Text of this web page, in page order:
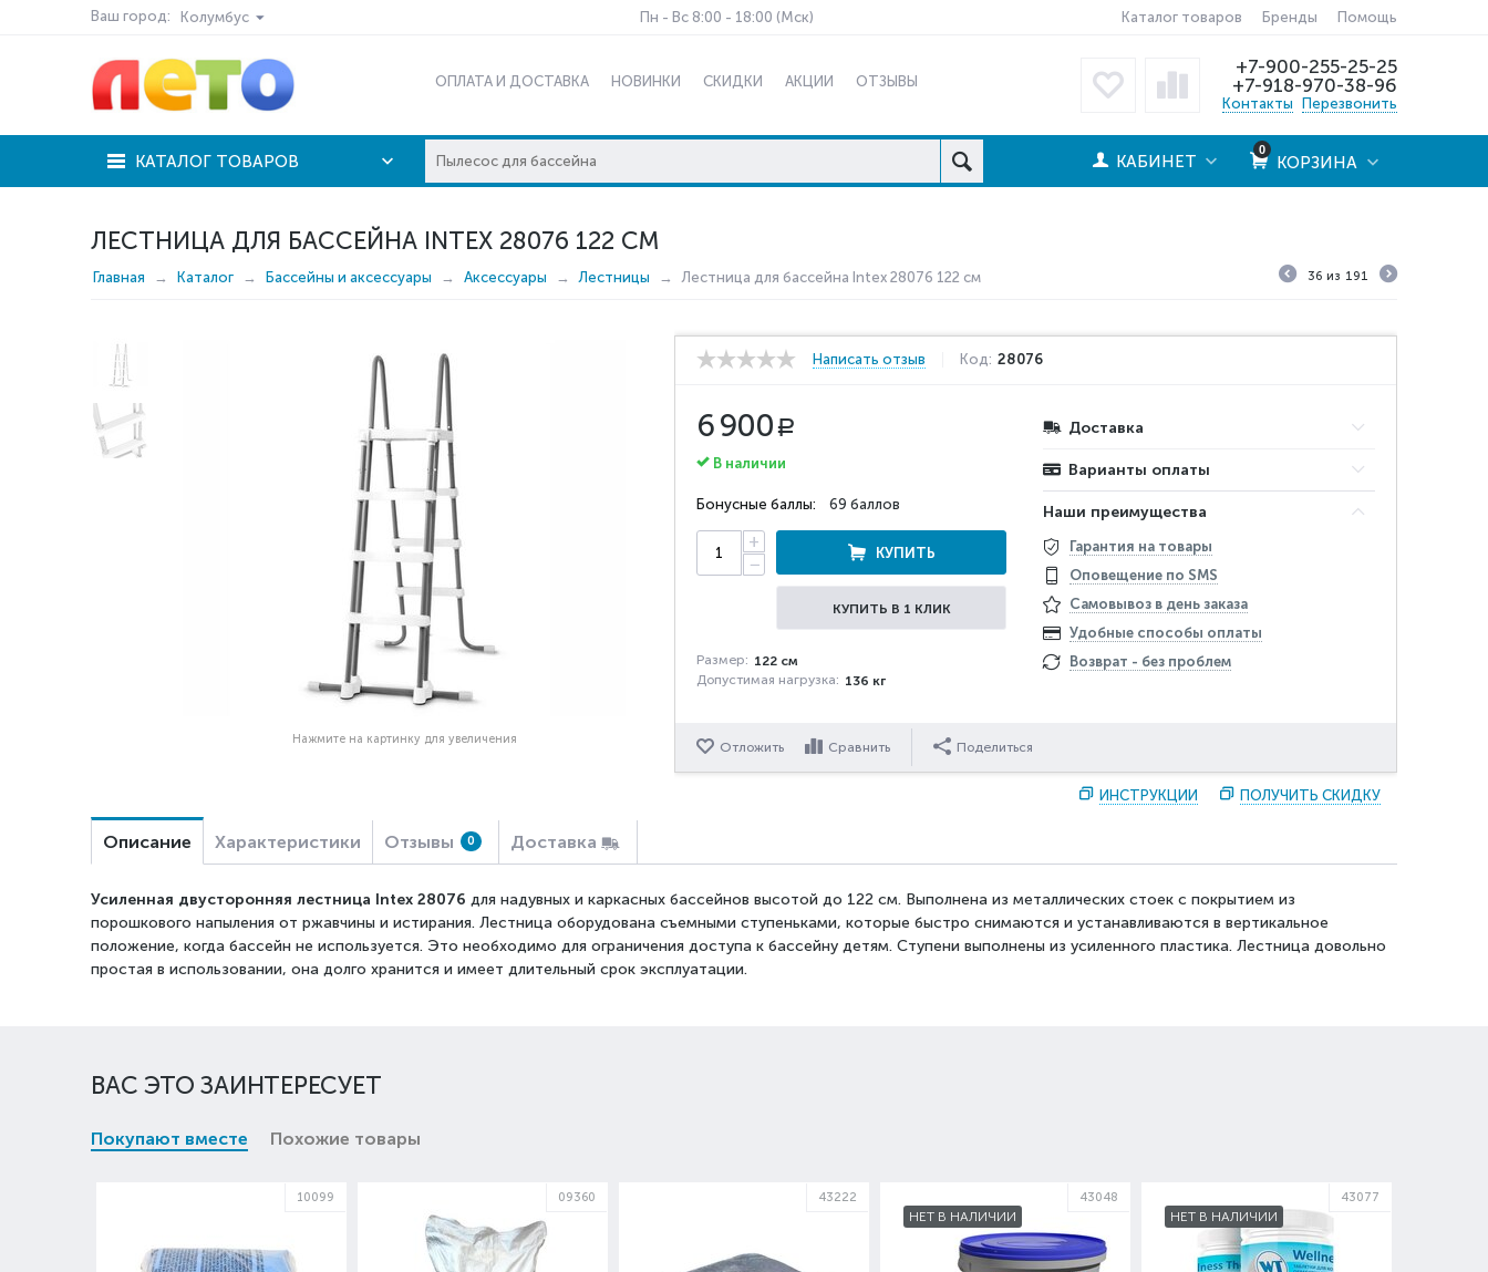
Ваш город: Колумбус Пн - Вс 8:00 - 18:00 (Мск) Каталог товаров Бренды Помощь
ОПЛАТА И ДОСТАВКА НОВИНКИ СКИДКИ АКЦИИ ОТЗЫВЫ
+7-900-255-25-25
+7-918-970-38-96
Контакты Перезвонить
КАТАЛОГ ТОВАРОВ
0
КОРЗИНА
КАБИНЕТ
ЛЕСТНИЦА ДЛЯ БАССЕЙНА INTEX 28076 122 СМ
Главная Каталог Бассейны и аксессуары Аксессуары Лестницы Лестница для бассейна Intex 28076 122 см 36 из 191
Нажмите на картинку для увеличения
Написать отзыв Код: 28076
6 900 Р
В наличии
Бонусные баллы: 69 баллов
+
−
КУПИТЬ
КУПИТЬ В 1 КЛИК
Размер: 122 см
Допустимая нагрузка: 136 кг
Доставка
Варианты оплаты
Наши преимущества
Гарантия на товары
Оповещение по SMS
Самовывоз в день заказа
Удобные способы оплаты
Возврат - без проблем
Отложить Сравнить Поделиться
ИНСТРУКЦИИ ПОЛУЧИТЬ СКИДКУ
Описание Характеристики Отзывы 0 Доставка
Усиленная двусторонняя лестница Intex 28076 для надувных и каркасных бассейнов высотой до 122 см. Выполнена из металлических стоек с покрытием из
порошкового напыления от ржавчины и истирания. Лестница оборудована съемными ступеньками, которые быстро снимаются и устанавливаются в вертикальное
положение, когда бассейн не используется. Это необходимо для ограничения доступа к бассейну детям. Ступени выполнены из усиленного пластика. Лестница довольно
простая в использовании, она долго хранится и имеет длительный срок эксплуатации.
ВАС ЭТО ЗАИНТЕРЕСУЕТ
Покупают вместе Похожие товары
10099 09360 43222
НЕТ В НАЛИЧИИ
43048
НЕТ В НАЛИЧИИ
43077